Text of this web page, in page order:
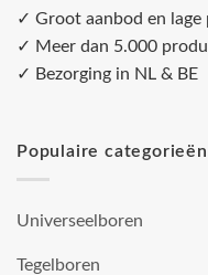
✓ Groot aanbod en lage
✓ Meer dan 5.000
✓ Bezorging in NL & BE
Populaire categorieën
Universeelboren
Tegelboren